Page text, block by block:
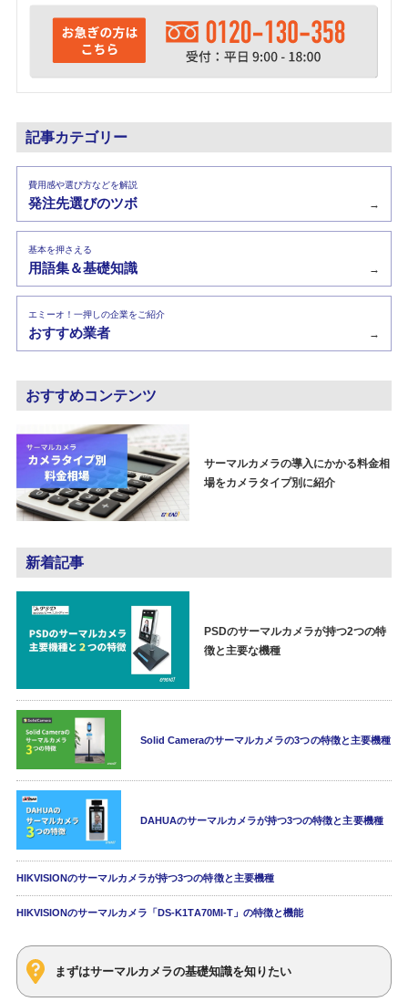
記事カテゴリー
費用感や選び方などを解説
発注先選びのツボ →
基本を押さえる
用語集＆基礎知識 →
エミーオ！一押しの企業をご紹介
おすすめ業者 →
おすすめコンテンツ
サーマルカメラの導入にかかる料金相
場をカメラタイプ別に紹介
新着記事
PSDのサーマルカメラが持つ2つの特
徴と主要な機種
Solid Cameraのサーマルカメラの3つの特徴と主要機種
DAHUAのサーマルカメラが持つ3つの特徴と主要機種
HIKVISIONのサーマルカメラが持つ3つの特徴と主要機種
HIKVISIONのサーマルカメラ「DS-K1TA70MI-T」の特徴と機能
まずはサーマルカメラの基礎知識を知りたい